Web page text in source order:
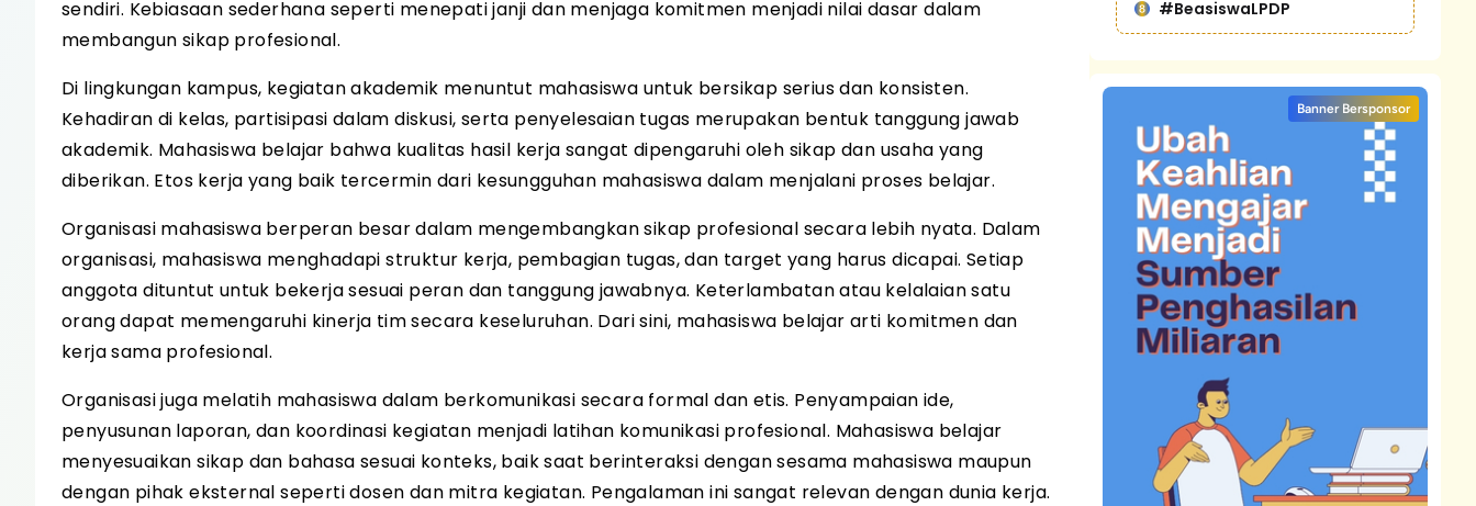
sendiri. Kebiasaan sederhana seperti menepati janji dan menjaga komitmen menjadi nilai dasar dalam
membangun sikap profesional.
Di lingkungan kampus, kegiatan akademik menuntut mahasiswa untuk bersikap serius dan konsisten.
Kehadiran di kelas, partisipasi dalam diskusi, serta penyelesaian tugas merupakan bentuk tanggung jawab
akademik. Mahasiswa belajar bahwa kualitas hasil kerja sangat dipengaruhi oleh sikap dan usaha yang
diberikan. Etos kerja yang baik tercermin dari kesungguhan mahasiswa dalam menjalani proses belajar.
Organisasi mahasiswa berperan besar dalam mengembangkan sikap profesional secara lebih nyata. Dalam
organisasi, mahasiswa menghadapi struktur kerja, pembagian tugas, dan target yang harus dicapai. Setiap
anggota dituntut untuk bekerja sesuai peran dan tanggung jawabnya. Keterlambatan atau kelalaian satu
orang dapat memengaruhi kinerja tim secara keseluruhan. Dari sini, mahasiswa belajar arti komitmen dan
kerja sama profesional.
Organisasi juga melatih mahasiswa dalam berkomunikasi secara formal dan etis. Penyampaian ide,
penyusunan laporan, dan koordinasi kegiatan menjadi latihan komunikasi profesional. Mahasiswa belajar
menyesuaikan sikap dan bahasa sesuai konteks, baik saat berinteraksi dengan sesama mahasiswa maupun
dengan pihak eksternal seperti dosen dan mitra kegiatan. Pengalaman ini sangat relevan dengan dunia kerja.
#BeasiswaLPDP
Banner Bersponsor